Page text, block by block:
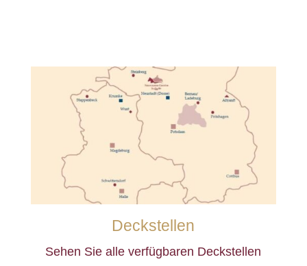
Deckstellen
Sehen Sie alle verfügbaren Deckstellen